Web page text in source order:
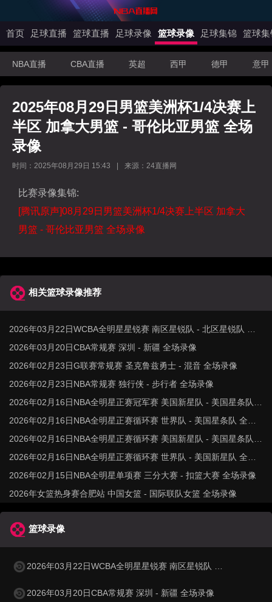
首页 足球直播 篮球直播 足球录像 篮球录像 足球集锦 篮球集
NBA直播 CBA直播 英超 西甲 德甲 意甲
2025年08月29日男篮美洲杯1/4决赛上
半区 加拿大男篮 - 哥伦比亚男篮 全场
录像
时间：2025年08月29日 15:43 来源：24直播网
比赛录像集锦:
[腾讯原声]08月29日男篮美洲杯1/4决赛上半区 加拿大
男篮 - 哥伦比亚男篮 全场录像
相关篮球录像推荐
2026年03月22日WCBA全明星星锐赛 南区星锐队 - 北区星锐队 全
场录像
2026年03月20日CBA常规赛 深圳 - 新疆 全场录像
2026年02月23日G联赛常规赛 圣克鲁兹勇士 - 混音 全场录像
2026年02月23日NBA常规赛 独行侠 - 步行者 全场录像
2026年02月16日NBA全明星正赛冠军赛 美国新星队 - 美国星条队
全场录像
2026年02月16日NBA全明星正赛循环赛 世界队 - 美国星条队 全场
录像
2026年02月16日NBA全明星正赛循环赛 美国新星队 - 美国星条队
全场录像
2026年02月16日NBA全明星正赛循环赛 世界队 - 美国新星队 全场
录像
2026年02月15日NBA全明星单项赛 三分大赛 - 扣篮大赛 全场录像
2026年女篮热身赛合肥站 中国女篮 - 国际联队女篮 全场录像
篮球录像
2026年03月22日WCBA全明星星锐赛 南区星锐队 - 北区星锐队 全场录像
2026年03月20日CBA常规赛 深圳 - 新疆 全场录像